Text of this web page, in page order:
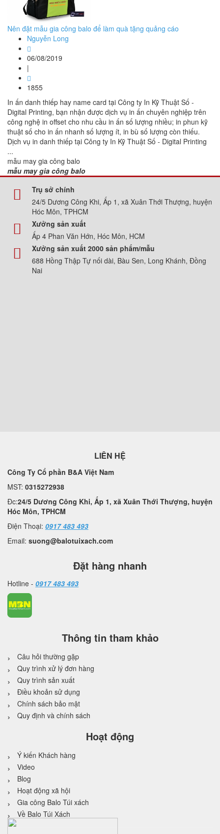
Nên đặt mẫu gia công balo để làm quà tặng quảng cáo
Nguyễn Long
06/08/2019
|
1855
In ấn danh thiếp hay name card tại Công ty In Kỹ Thuật Số -
Digital Printing, bạn nhận được dịch vụ in ấn chuyên nghiệp trên
công nghệ in offset cho nhu cầu in ấn số lượng nhiều; in phun kỹ
thuật số cho in ấn nhanh số lượng ít, in bù số lượng còn thiếu.
Dịch vụ in danh thiếp tại Công ty In Kỹ Thuật Số - Digital Printing
...
mẫu may gia công balo
mẫu may gia công balo
Trụ sở chính
24/5 Dương Công Khi, Ấp 1, xã Xuân Thới Thượng, huyện
Hóc Môn, TPHCM
Xưởng sản xuất
Ấp 4 Phan Văn Hớn, Hóc Môn, HCM
Xưởng sản xuất 2000 sản phẩm/mẫu
688 Hồng Thập Tự nối dài, Bàu Sen, Long Khánh, Đồng
Nai
LIÊN HỆ
Công Ty Cổ phần B&A Việt Nam
MST: 0315272938
Đc:24/5 Dương Công Khi, Ấp 1, xã Xuân Thới Thượng, huyện
Hóc Môn, TPHCM
Điện Thoại: 0917 483 493
Email: suong@balotuixach.com
Đặt hàng nhanh
Hotline - 0917 483 493
Thông tin tham khảo
Câu hỏi thường gặp
Quy trình xử lý đơn hàng
Quy trình sản xuất
Điều khoản sử dụng
Chính sách bảo mật
Quy định và chính sách
Hoạt động
Ý kiến Khách hàng
Video
Blog
Hoạt động xã hội
Gia công Balo Túi xách
Về Balo Túi Xách